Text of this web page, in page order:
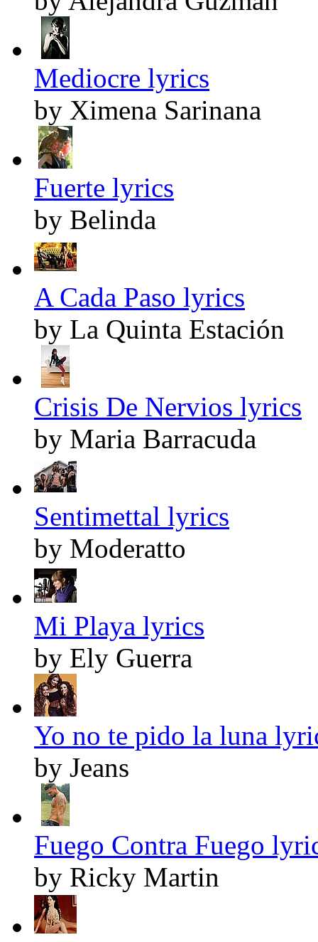
Mediocre lyrics
by Ximena Sarinana
Fuerte lyrics
by Belinda
A Cada Paso lyrics
by La Quinta Estación
Crisis De Nervios lyrics
by Maria Barracuda
Sentimettal lyrics
by Moderatto
Mi Playa lyrics
by Ely Guerra
Yo no te pido la luna
by Jeans
Fuego Contra Fuego
by Ricky Martin